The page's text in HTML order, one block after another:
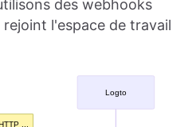
des webhooks
l'espace de travail